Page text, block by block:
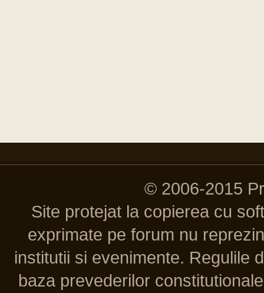
© 2006-2015
Site protejat la copierea cu
exprimate pe forum nu
institutii si evenimente. Regulile
baza prevederilor